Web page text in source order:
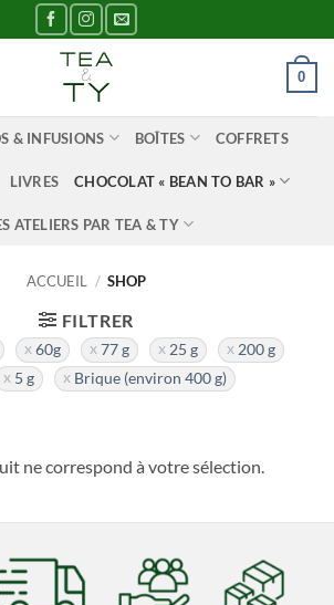
0
& INFUSIONS BOÎTES COFFRETS
LIVRES CHOCOLAT « BEAN TO BAR »
ATELIERS PAR TEA & TY
ACCUEIL / SHOP
FILTRER
60g 77 g 25 g
200 g
5 g Brique (environ 400 g)
ne correspond à votre sélection.